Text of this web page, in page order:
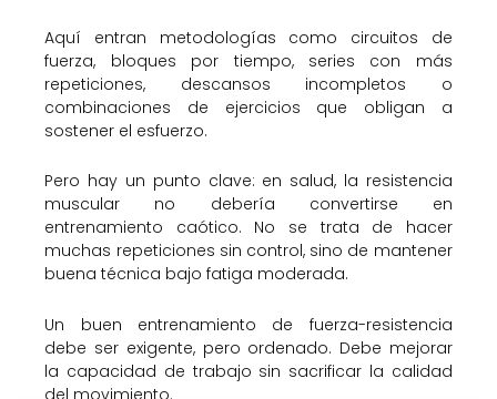
Aquí entran metodologías como circuitos de
fuerza, bloques por tiempo, series con más
repeticiones, descansos incompletos o
combinaciones de ejercicios que obligan a
sostener el esfuerzo.
Pero hay un punto clave: en salud, la resistencia
muscular no debería convertirse en
entrenamiento caótico. No se trata de hacer
muchas repeticiones sin control, sino de mantener
buena técnica bajo fatiga moderada.
Un buen entrenamiento de fuerza-resistencia
debe ser exigente, pero ordenado. Debe mejorar
la capacidad de trabajo sin sacrificar la calidad
del movimiento.